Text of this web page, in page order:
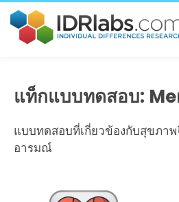
แท็กแบบทดสอบ:
แบบทดสอบที่เกี่ยวข้องกับสุขภา
อารมณ์